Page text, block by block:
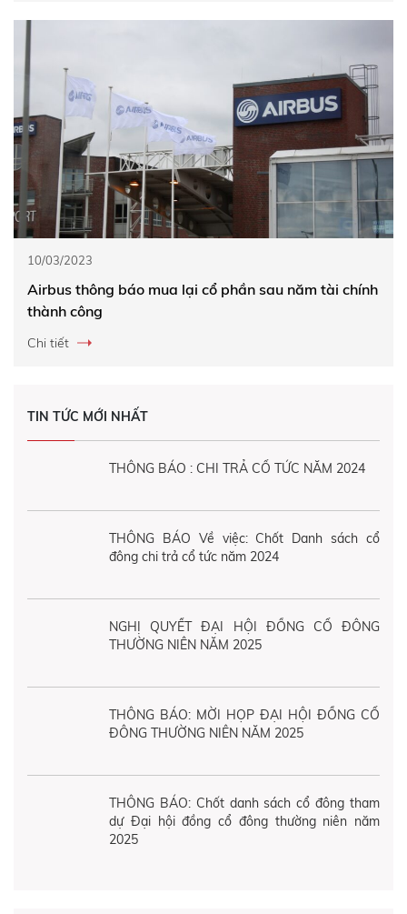
10/03/2023
Airbus thông báo mua lại cổ phần sau năm tài chính
thành công
Chi tiết
TIN TỨC MỚI NHẤT
THÔNG BÁO : CHI TRẢ CỔ TỨC NĂM 2024
THÔNG BÁO Về việc: Chốt Danh sách cổ
đông chi trả cổ tức năm 2024
NGHỊ QUYẾT ĐẠI HỘI ĐỒNG CỔ ĐÔNG
THƯỜNG NIÊN NĂM 2025
THÔNG BÁO: MỜI HỌP ĐẠI HỘI ĐỒNG CỔ
ĐÔNG THƯỜNG NIÊN NĂM 2025
THÔNG BÁO: Chốt danh sách cổ đông tham
dự Đại hội đồng cổ đông thường niên năm
2025